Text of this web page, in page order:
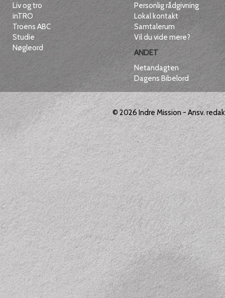
Liv og tro
inTRO
Troens ABC
Studie
Nøgleord
Personlig rådgivning
Lokal kontakt
Samtalerum
Vil du vide mere?
ANDET
Netandagten
Dagens Bibelord
© 2026Indre Mission - Ansv.